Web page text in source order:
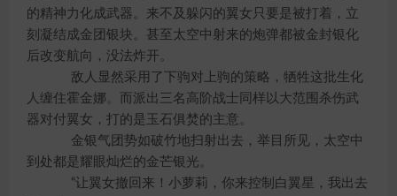
的精神力化成武器。来不及躲闪的翼女只要是被打着，立
刻凝结成金团银块。甚至太空中射来的炮弹都被金封银化
后改变航向，没法炸开。
敌人显然采用了下驹对上驹的策略，牺牲这批生化
人缠住霍金娜。而派出三名高阶战士同样以大范围杀伤武
器对付翼女，打的是玉石俱焚的主意。
金银气团势如破竹地扫射出去，举目所见，太空中
到处都是耀眼灿烂的金芒银光。
“让翼女撤回来！小萝莉，你来控制白翼星，我出去